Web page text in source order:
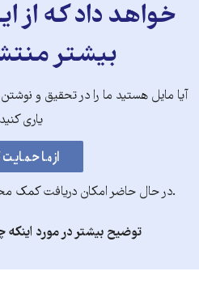
خواهد داد که از
بیشتر
آیا مایل هستید ما را در تحقیق و
یاری
.در حال حاضر امکان دریافت کمک
توضیح بیشتر در مورد اینکه